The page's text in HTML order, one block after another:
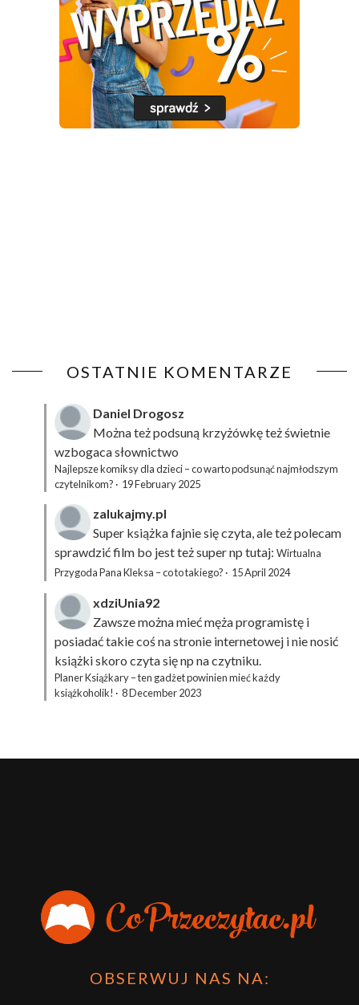
OSTATNIE KOMENTARZE
Daniel Drogosz
Można też podsuną krzyżówkęteż świetnie
wzbogaca słownictwo
Najlepsze komiksy dla dzieci – co warto podsunąć najmłodszym
czytelnikom? · 19 February 2025
zalukajmy.pl
Super książka fajnie się czyta, ale też polecam
sprawdzić film bo jest też super np tutaj: Wirtualna
Przygoda Pana Kleksa – co to takiego? · 15 April 2024
xdziUnia92
Zawsze można mieć męża programistę i
posiadać takie coś na stronie internetowej i nie nosić
książki skoro czyta się np na czytniku.
Planer Książkary – ten gadżet powinien mieć każdy
książkoholik! · 8 December 2023
OBSERWUJ NAS NA: